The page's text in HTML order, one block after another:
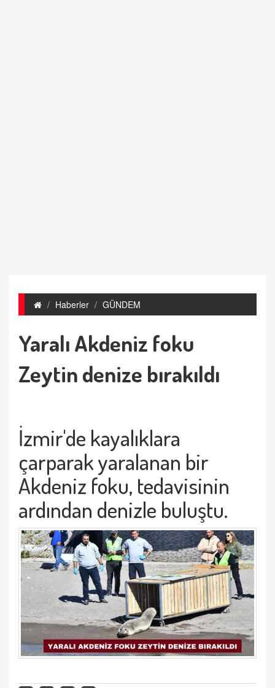
Haberler GÜNDEM
Yaralı Akdeniz foku
Zeytin denize bırakıldı
İzmir'de kayalıklara
çarparak yaralanan bir
Akdeniz foku, tedavisinin
ardından denizle buluştu.